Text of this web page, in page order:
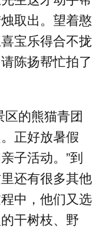
取出。望着憨
宝乐得合不拢
陈扬帮忙拍了
区的熊猫青团
正好放暑假
子活动。”到
还有很多其他
中，他们又选
干树枝、野